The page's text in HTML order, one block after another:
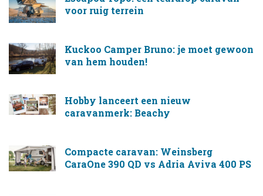
voor ruig terrein
Kuckoo Camper Bruno: je moet gewoon
van hem houden!
Hobby lanceert een nieuw
caravanmerk: Beachy
Compacte caravan: Weinsberg
CaraOne 390 QD vs Adria Aviva 400 PS